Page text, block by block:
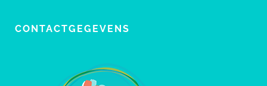
CONTACTGEGEVENS